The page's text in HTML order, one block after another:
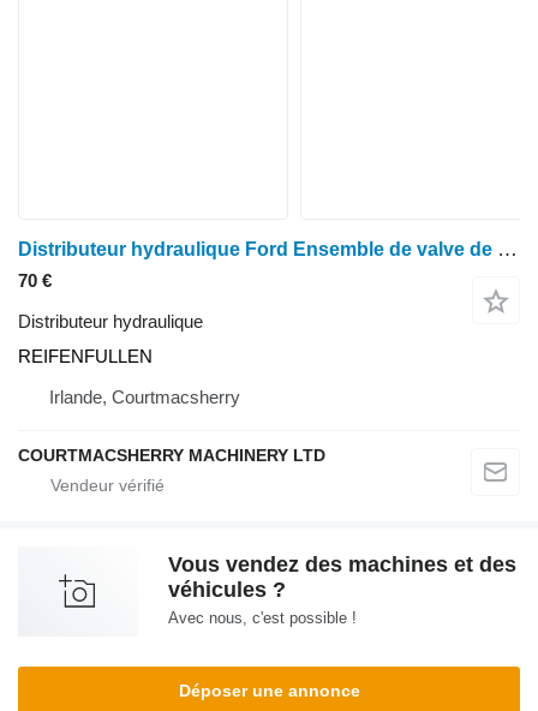
Distributeur hydraulique Ford Ensemble de valve de contrôle de gonflage de pneus New Holland REIFENFULLEN pour tracteur à roues
70 €
Distributeur hydraulique
REIFENFULLEN
Irlande, Courtmacsherry
COURTMACSHERRY MACHINERY LTD
Vous vendez des machines et des
véhicules ?
Avec nous, c'est possible !
Déposer une annonce